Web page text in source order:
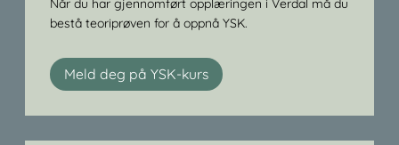
Når du har gjennomført opplæringen i Verdal må du
bestå teoriprøven for å oppnå YSK.
Meld deg på YSK-kurs